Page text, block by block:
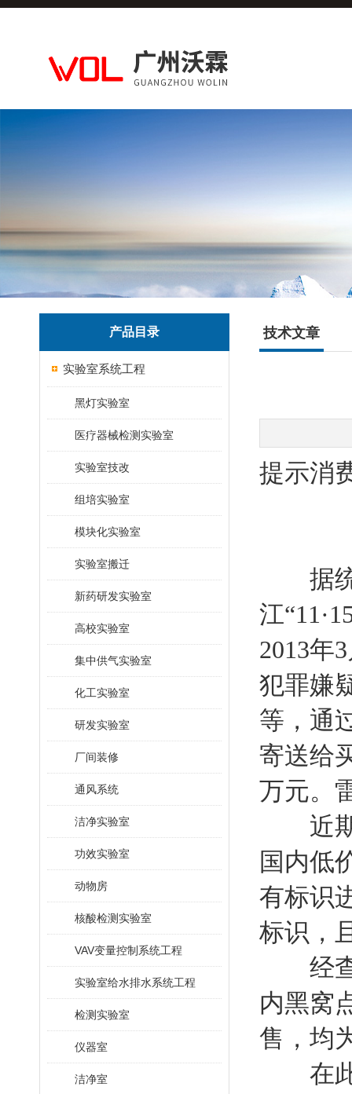
产品目录
实验室系统工程
黑灯实验室
医疗器械检测实验室
实验室技改
组培实验室
模块化实验室
实验室搬迁
新药研发实验室
高校实验室
集中供气实验室
化工实验室
研发实验室
厂间装修
通风系统
洁净实验室
功效实验室
动物房
核酸检测实验室
VAV变量控制系统工程
实验室给水排水系统工程
检测实验室
仪器室
洁净室
技术文章
提示消
据统
江
2013年
犯罪嫌
等，通
寄送给
万元。
近期
国内低
有标识
标识，
经查
内黑窝
售，均
在此